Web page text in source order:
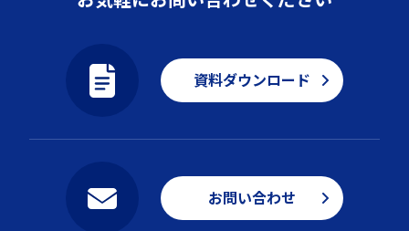
資料ダウンロード
お問い合わせ